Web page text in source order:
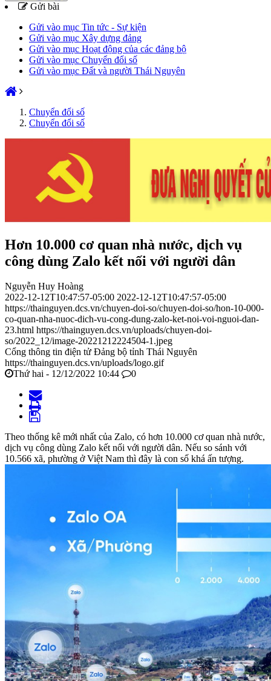
Gửi bài
Gửi vào mục Tin tức - Sự kiện
Gửi vào mục Xây dựng đảng
Gửi vào mục Hoạt động của các đảng bộ
Gửi vào mục Chuyển đổi số
Gửi vào mục Đất và người Thái Nguyên
Chuyển đổi số
Chuyển đổi số
Hơn 10.000 cơ quan nhà nước, dịch vụ
công dùng Zalo kết nối với người dân
Nguyễn Huy Hoàng
2022-12-12T10:47:57-05:00 2022-12-12T10:47:57-05:00
https://thainguyen.dcs.vn/chuyen-doi-so/chuyen-doi-so/hon-10-000-
co-quan-nha-nuoc-dich-vu-cong-dung-zalo-ket-noi-voi-nguoi-dan-
23.html https://thainguyen.dcs.vn/uploads/chuyen-doi-
so/2022_12/image-20221212224504-1.jpeg
Cổng thông tin điện tử Đảng bộ tỉnh Thái Nguyên
https://thainguyen.dcs.vn/uploads/logo.gif
Thứ hai - 12/12/2022 10:44
0
Theo thống kê mới nhất của Zalo, có hơn 10.000 cơ quan nhà nước,
dịch vụ công dùng Zalo kết nối với người dân. Nếu so sánh với
10.566 xã, phường ở Việt Nam thì đây là con số khá ấn tượng.